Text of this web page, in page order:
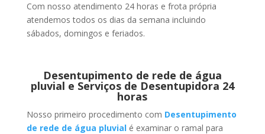
Com nosso atendimento 24 horas e frota própria
atendemos todos os dias da semana incluindo
sábados, domingos e feriados.
Desentupimento de rede de água
pluvial e Serviços de Desentupidora 24
horas
Nosso primeiro procedimento com Desentupimento
de rede de água pluvialé examinar o ramal para